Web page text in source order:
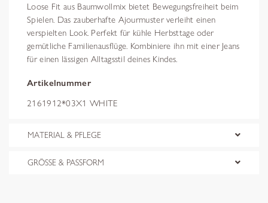
Loose Fit aus Baumwollmix bietet Bewegungsfreiheit beim
Spielen. Das zauberhafte Ajourmuster verleiht einen
verspielten Look. Perfekt für kühle Herbsttage oder
gemütliche Familienausflüge. Kombiniere ihn mit einer Jeans
für einen lässigen Alltagsstil deines Kindes.
Artikelnummer
2161912*03X1 WHITE
MATERIAL & PFLEGE
GRÖSSE & PASSFORM